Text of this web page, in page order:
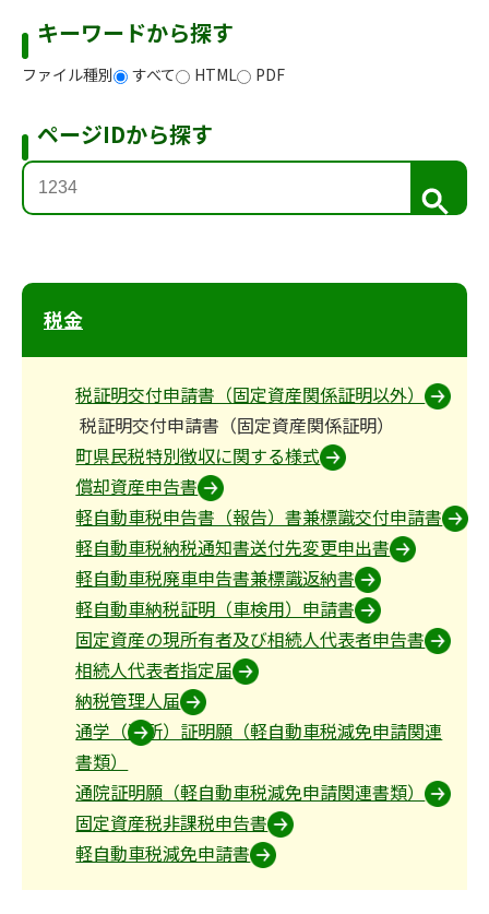
キーワードから探す
ファイル種別 すべて HTML PDF
ページIDから探す
検
索
税金
税証明交付申請書（固定資産関係証明以外）
税証明交付申請書（固定資産関係証明）
町県民税特別徴収に関する様式
償却資産申告書
軽自動車税申告書（報告）書兼標識交付申請書
軽自動車税納税通知書送付先変更申出書
軽自動車税廃車申告書兼標識返納書
軽自動車納税証明（車検用）申請書
固定資産の現所有者及び相続人代表者申告書
相続人代表者指定届
納税管理人届
通学（通所）証明願（軽自動車税減免申請関連
書類）
通院証明願（軽自動車税減免申請関連書類）
固定資産税非課税申告書
軽自動車税減免申請書